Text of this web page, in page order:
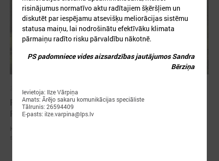
2026. gada 31. marts
PROJEKTI PIELĀGOŠANĀS KLIMATA
PĀRMAIŅĀM JOMĀ
risinājumus normatīvo aktu radītajiem šķēršļiem un
diskutēt par iespējamu atsevišķu meliorācijas sistēmu
statusa maiņu, lai nodrošinātu efektīvāku klimata
pārmaiņu radīto risku pārvaldību nākotnē.
PS padomniece vides aizsardzības jautājumos Sandra
Bērziņa
Ievietoja: Ilze Vārpiņa
Amats: Ārējo sakaru komunikācijas speciāliste
Tālrunis: 26594409
E-pasts: ilze.varpina@lps.lv